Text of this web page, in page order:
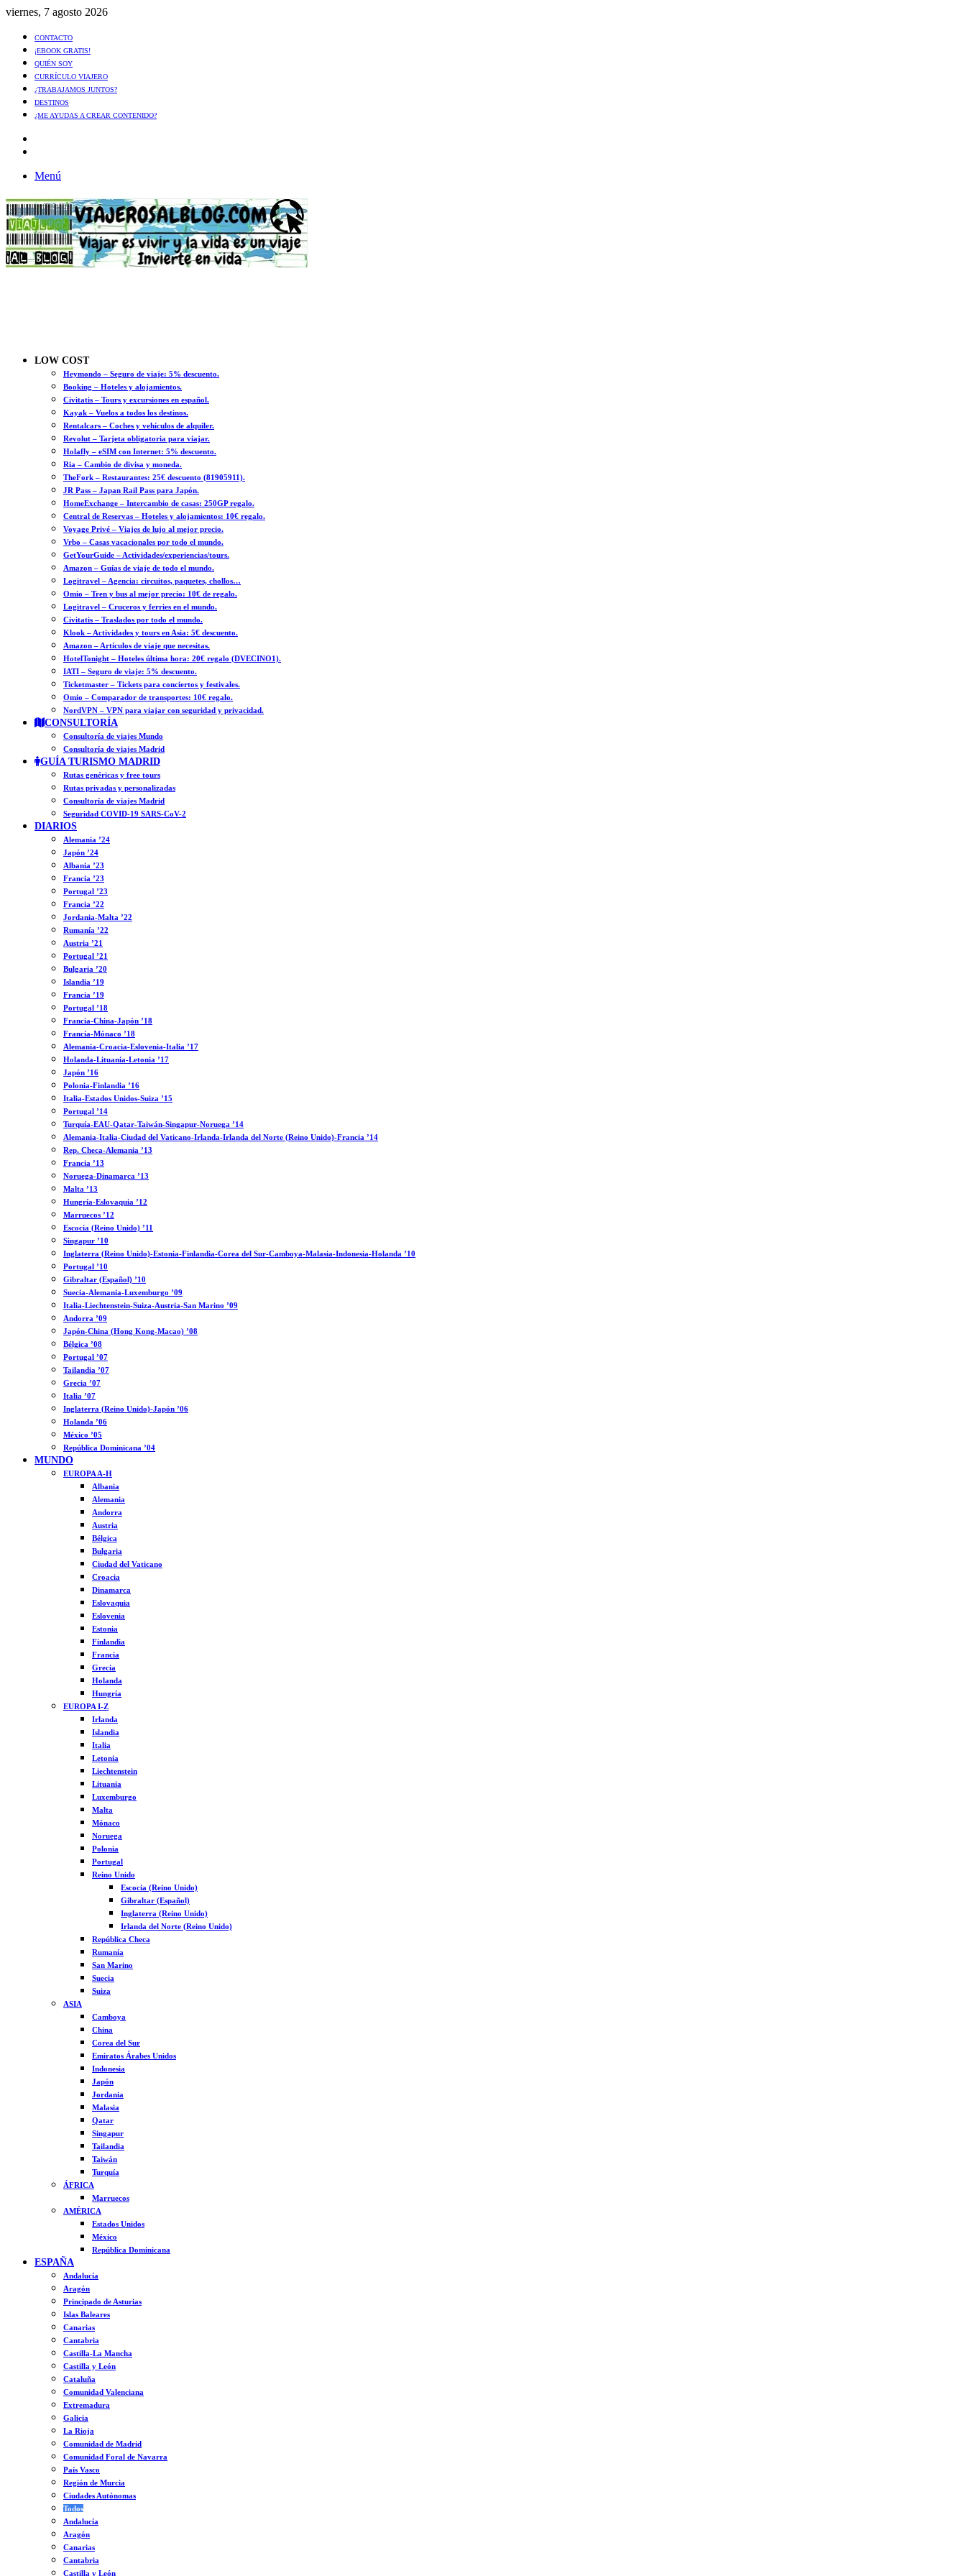
viernes, 7 agosto 2026
CONTACTO
¡EBOOK GRATIS!
QUIÉN SOY
CURRÍCULO VIAJERO
¿TRABAJAMOS JUNTOS?
DESTINOS
¿ME AYUDAS A CREAR CONTENIDO?
Menú
LOW COST
Heymondo – Seguro de viaje: 5% descuento.
Booking – Hoteles y alojamientos.
Civitatis – Tours y excursiones en español.
Kayak – Vuelos a todos los destinos.
Rentalcars – Coches y vehículos de alquiler.
Revolut – Tarjeta obligatoria para viajar.
Holafly – eSIM con Internet: 5% descuento.
Ria – Cambio de divisa y moneda.
TheFork – Restaurantes: 25€ descuento (81905911).
JR Pass – Japan Rail Pass para Japón.
HomeExchange – Intercambio de casas: 250GP regalo.
Central de Reservas – Hoteles y alojamientos: 10€ regalo.
Voyage Privé – Viajes de lujo al mejor precio.
Vrbo – Casas vacacionales por todo el mundo.
GetYourGuide – Actividades/experiencias/tours.
Amazon – Guías de viaje de todo el mundo.
Logitravel – Agencia: circuitos, paquetes, chollos…
Omio – Tren y bus al mejor precio: 10€ de regalo.
Logitravel – Cruceros y ferries en el mundo.
Civitatis – Traslados por todo el mundo.
Klook – Actividades y tours en Asia: 5€ descuento.
Amazon – Artículos de viaje que necesitas.
HotelTonight – Hoteles última hora: 20€ regalo (DVECINO1).
IATI – Seguro de viaje: 5% descuento.
Ticketmaster – Tickets para conciertos y festivales.
Omio – Comparador de transportes: 10€ regalo.
NordVPN – VPN para viajar con seguridad y privacidad.
CONSULTORÍA
Consultoría de viajes Mundo
Consultoría de viajes Madrid
GUÍA TURISMO MADRID
Rutas genéricas y free tours
Rutas privadas y personalizadas
Consultoría de viajes Madrid
Seguridad COVID-19 SARS-CoV-2
DIARIOS
Alemania ’24
Japón ’24
Albania ’23
Francia ’23
Portugal ’23
Francia ’22
Jordania-Malta ’22
Rumanía ’22
Austria ’21
Portugal ’21
Bulgaria ’20
Islandia ’19
Francia ’19
Portugal ’18
Francia-China-Japón ’18
Francia-Mónaco ’18
Alemania-Croacia-Eslovenia-Italia ’17
Holanda-Lituania-Letonia ’17
Japón ’16
Polonia-Finlandia ’16
Italia-Estados Unidos-Suiza ’15
Portugal ’14
Turquía-EAU-Qatar-Taiwán-Singapur-Noruega ’14
Alemania-Italia-Ciudad del Vaticano-Irlanda-Irlanda del Norte (Reino Unido)-Francia ’14
Rep. Checa-Alemania ’13
Francia ’13
Noruega-Dinamarca ’13
Malta ’13
Hungría-Eslovaquia ’12
Marruecos ’12
Escocia (Reino Unido) ’11
Singapur ’10
Inglaterra (Reino Unido)-Estonia-Finlandia-Corea del Sur-Camboya-Malasia-Indonesia-Holanda ’10
Portugal ’10
Gibraltar (Español) ’10
Suecia-Alemania-Luxemburgo ’09
Italia-Liechtenstein-Suiza-Austria-San Marino ’09
Andorra ’09
Japón-China (Hong Kong-Macao) ’08
Bélgica ’08
Portugal ’07
Tailandia ’07
Grecia ’07
Italia ’07
Inglaterra (Reino Unido)-Japón ’06
Holanda ’06
México ’05
República Dominicana ’04
MUNDO
EUROPA A-H
Albania
Alemania
Andorra
Austria
Bélgica
Bulgaria
Ciudad del Vaticano
Croacia
Dinamarca
Eslovaquia
Eslovenia
Estonia
Finlandia
Francia
Grecia
Holanda
Hungría
EUROPA I-Z
Irlanda
Islandia
Italia
Letonia
Liechtenstein
Lituania
Luxemburgo
Malta
Mónaco
Noruega
Polonia
Portugal
Reino Unido
Escocia (Reino Unido)
Gibraltar (Español)
Inglaterra (Reino Unido)
Irlanda del Norte (Reino Unido)
República Checa
Rumanía
San Marino
Suecia
Suiza
ASIA
Camboya
China
Corea del Sur
Emiratos Árabes Unidos
Indonesia
Japón
Jordania
Malasia
Qatar
Singapur
Tailandia
Taiwán
Turquía
ÁFRICA
Marruecos
AMÉRICA
Estados Unidos
México
República Dominicana
ESPAÑA
Andalucía
Aragón
Principado de Asturias
Islas Baleares
Canarias
Cantabria
Castilla-La Mancha
Castilla y León
Cataluña
Comunidad Valenciana
Extremadura
Galicia
La Rioja
Comunidad de Madrid
Comunidad Foral de Navarra
País Vasco
Región de Murcia
Ciudades Autónomas
Todos
Andalucía
Aragón
Canarias
Cantabria
Castilla y León